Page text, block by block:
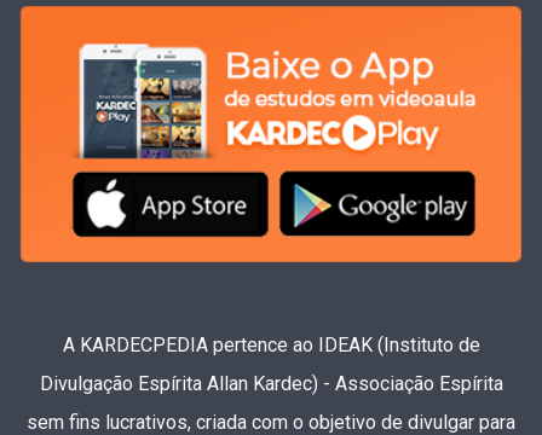
A KARDECPEDIA pertence ao IDEAK (Instituto de
Divulgação Espírita Allan Kardec) - Associação Espírita
sem fins lucrativos, criada com o objetivo de divulgar para